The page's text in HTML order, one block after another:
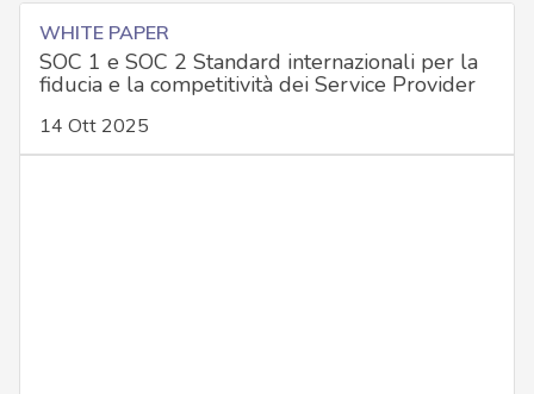
WHITE PAPER
SOC 1 e SOC 2 Standard internazionali per la
fiducia e la competitività dei Service Provider
14 Ott 2025